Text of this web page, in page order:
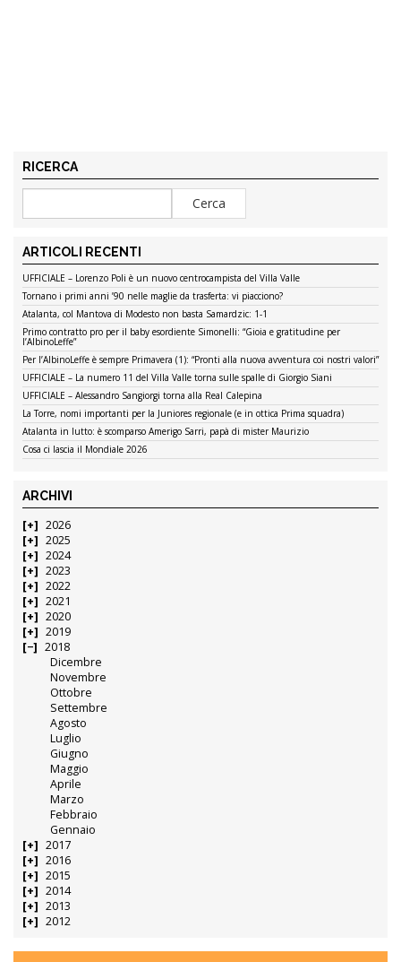
RICERCA
ARTICOLI RECENTI
UFFICIALE – Lorenzo Poli è un nuovo centrocampista del Villa Valle
Tornano i primi anni ’90 nelle maglie da trasferta: vi piacciono?
Atalanta, col Mantova di Modesto non basta Samardzic: 1-1
Primo contratto pro per il baby esordiente Simonelli: “Gioia e gratitudine per
l’AlbinoLeffe”
Per l’AlbinoLeffe è sempre Primavera (1): “Pronti alla nuova avventura coi nostri valori”
UFFICIALE – La numero 11 del Villa Valle torna sulle spalle di Giorgio Siani
UFFICIALE – Alessandro Sangiorgi torna alla Real Calepina
La Torre, nomi importanti per la Juniores regionale (e in ottica Prima squadra)
Atalanta in lutto: è scomparso Amerigo Sarri, papà di mister Maurizio
Cosa ci lascia il Mondiale 2026
ARCHIVI
2026
2025
2024
2023
2022
2021
2020
2019
2018
Dicembre
Novembre
Ottobre
Settembre
Agosto
Luglio
Giugno
Maggio
Aprile
Marzo
Febbraio
Gennaio
2017
2016
2015
2014
2013
2012